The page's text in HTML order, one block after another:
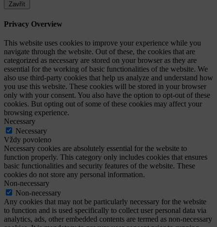
Zavřít
Privacy Overview
This website uses cookies to improve your experience while you
navigate through the website. Out of these, the cookies that are
categorized as necessary are stored on your browser as they are
essential for the working of basic functionalities of the website. We
also use third-party cookies that help us analyze and understand how
you use this website. These cookies will be stored in your browser
only with your consent. You also have the option to opt-out of these
cookies. But opting out of some of these cookies may affect your
browsing experience.
Necessary
Necessary
Vždy povoleno
Necessary cookies are absolutely essential for the website to
function properly. This category only includes cookies that ensures
basic functionalities and security features of the website. These
cookies do not store any personal information.
Non-necessary
Non-necessary
Any cookies that may not be particularly necessary for the website
to function and is used specifically to collect user personal data via
analytics, ads, other embedded contents are termed as non-necessary